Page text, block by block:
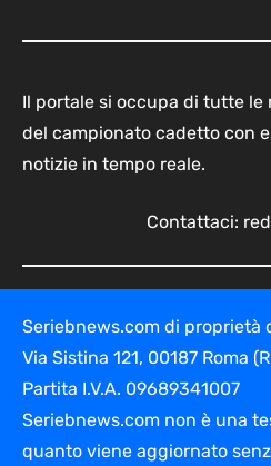
Il portale si occupa di tutte le
del campionato cadetto con
notizie in tempo reale.
Contattaci:
Seriebnews.com di proprietà
Via Sistina 121, 00187 Roma
Partita I.V.A. 09689341007
Seriebnews.com non è una
quanto viene aggiornato